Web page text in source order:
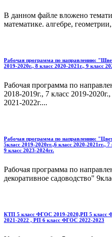
В данном файле вложено
математике. алгебре,
Рабочая программа по направлению:
2019-2020г., 8 класс 2020-2021г., 9 класс
Рабочая программа по
2018-2019г., 7 класс 2019-
2021-2022г....
Рабочая программа по направлению:
5класс 2019-2020гг.,6 класс 2020-2021гг.,
9 класс 2023-2024гг.
Рабочая программа по
декоративное садоводство"
КТП 5 класс ФГОС 2019-2020,РП 5 класс
2021-2022 , РП 6 класс ФГОС 2022-2023